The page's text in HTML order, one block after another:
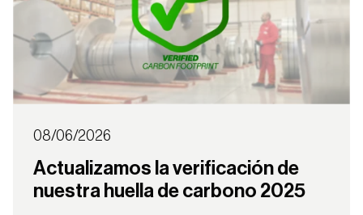
Estanterías
Dinámico
08/06/2026
Actualizamos la verificación de
nuestra huella de carbono 2025